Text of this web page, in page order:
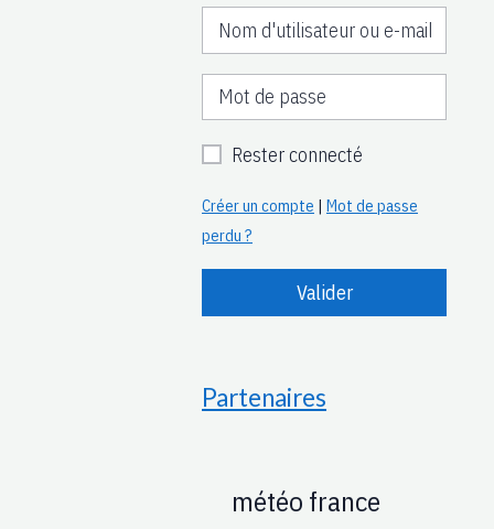
Rester connecté
Créer un compte | Mot de passe
perdu ?
Valider
Partenaires
météo france